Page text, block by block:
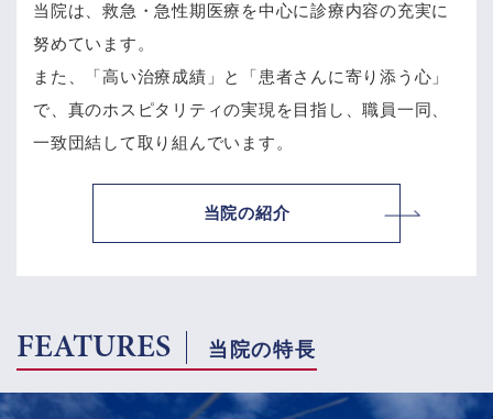
当院は、救急・急性期医療を中心に診療内容の充実に
努めています。
また、「高い治療成績」と「患者さんに寄り添う心」
で、 真のホスピタリティの実現を目指し、職員一同、
一致団結して取り組んでいます。
当院の紹介
FEATURES 当院の特長